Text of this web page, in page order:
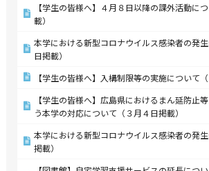
【学生の皆様へ】４月８日以降の課外活動に
載）
本学における新型コロナウイルス感染者の発
日掲載）
【学生の皆様へ】入構制限等の実施について（
【学生の皆様へ】広島県におけるまん延防止
う本学の対応について（３月４日掲載）
本学における新型コロナウイルス感染者の発
掲載）